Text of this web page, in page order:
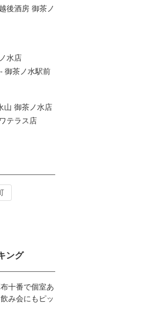
後酒房 御茶ノ
水店
御茶ノ水駅前
山 御茶ノ水店
テラス店
ング
布十番で個室あ
み会にもピッ